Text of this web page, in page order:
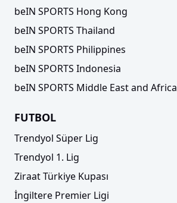
beIN SPORTS Hong Kong
beIN SPORTS Thailand
beIN SPORTS Philippines
beIN SPORTS Indonesia
beIN SPORTS Middle East and Africa
FUTBOL
Trendyol Süper Lig
Trendyol 1. Lig
Ziraat Türkiye Kupası
İngiltere Premier Ligi